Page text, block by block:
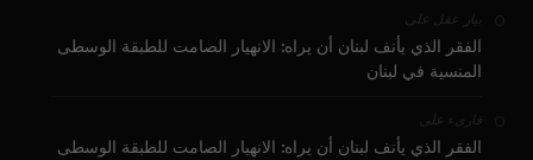
بيار عقل على
الفقر الذي يأنف لبنان أن يراه: الانهيار الصامت للطبقة الوسطى
المنسية في لبنان
قارىء على
الفقر الذي يأنف لبنان أن يراه: الانهيار الصامت للطبقة الوسطى